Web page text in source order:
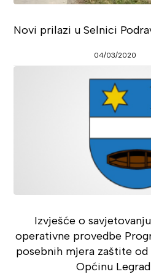
Novi prilazi u Selnici
04/03/2020
Izvješće o
operativne provedbe
posebnih mjera zaštite
Općinu